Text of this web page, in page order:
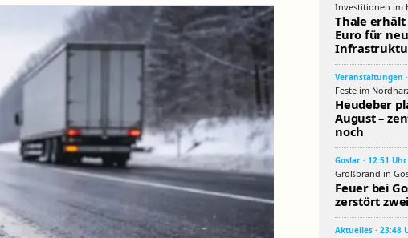
Investitionen im
Thale erhält
Euro für
Veranstaltungen
Feste im
Heudeber
August –
noch
Goslar · 12:51
Großbrand in
Feuer bei
zerstört
Aktuelles · 23:48